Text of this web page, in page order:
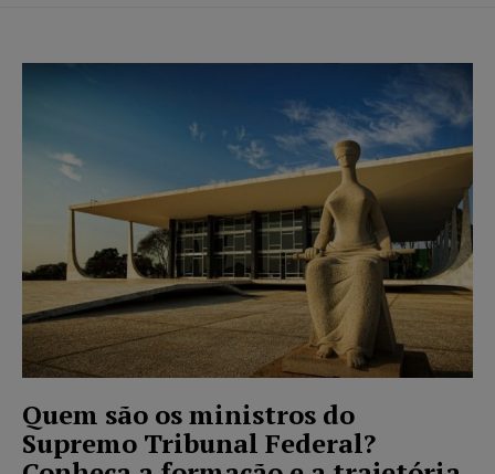
Quem são os ministros do
Supremo Tribunal Federal?